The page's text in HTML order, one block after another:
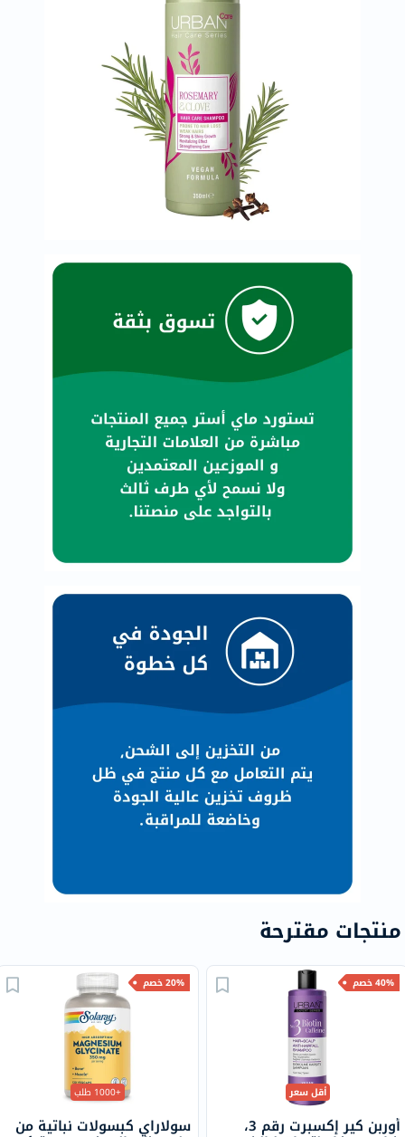
منتجات مقترحة
40% خصم
أقل سعر
أوربن كير إكسبرت رقم 3،
20% خصم
+1000 طلب
سولاراي كبسولات نباتية من